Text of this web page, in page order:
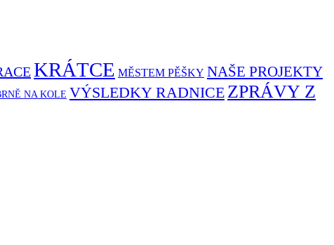
KRÁTCE MĚSTEM PĚŠKY NAŠE PROJEKTY
NA KOLE VÝSLEDKY RADNICE ZPRÁVY Z